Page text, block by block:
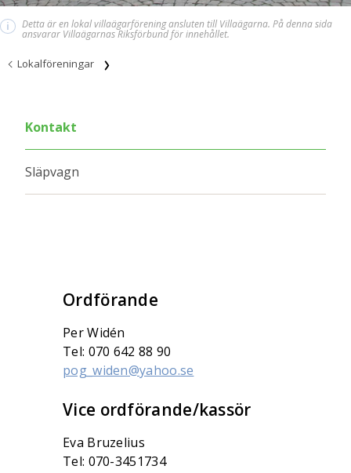
i Detta är en lokal villaägarförening ansluten till Villaägarna. På denna sida
ansvarar Villaägarnas Riksförbund för innehållet.
Lokalföreningar
Kontakt
Släpvagn
Ordförande
Per Widén
Tel: 070 642 88 90
pog_widen@yahoo.se
Vice ordförande/kassör
Eva Bruzelius
Tel: 070-3451734